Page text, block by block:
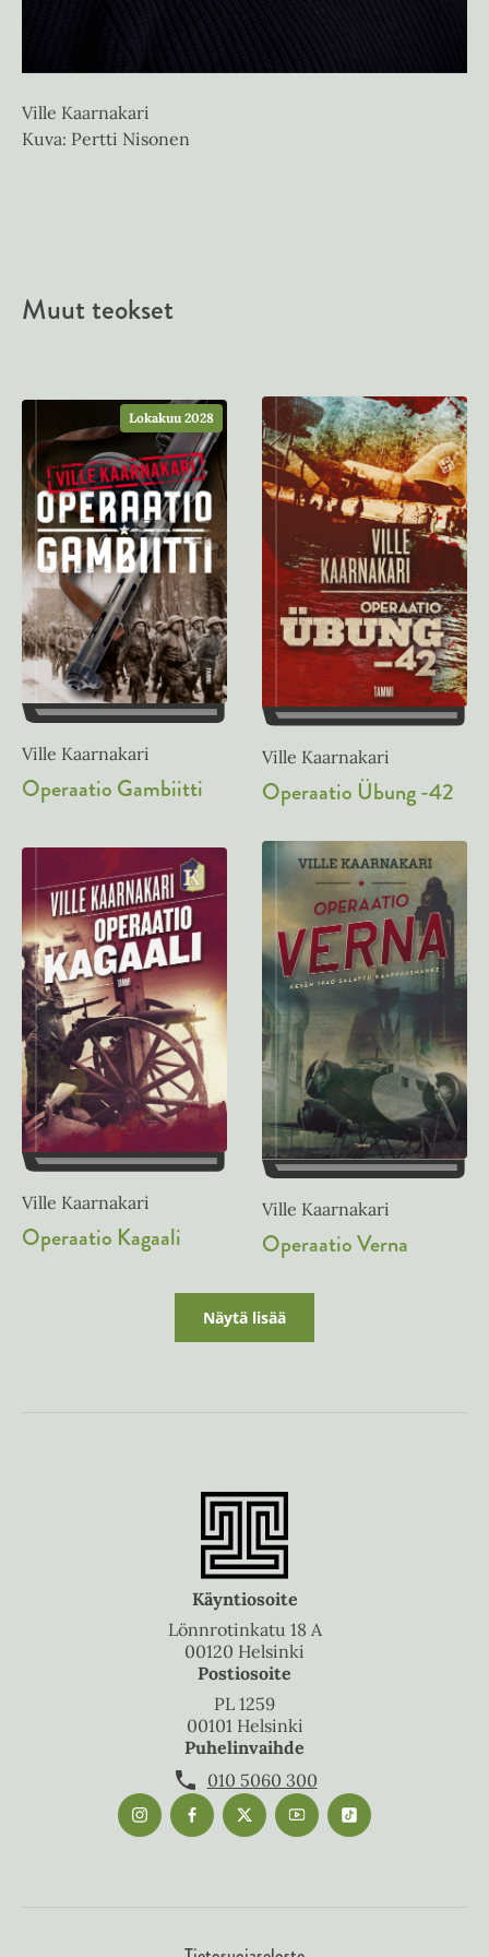
Ville Kaarnakari
Kuva: Pertti Nisonen
Muut teokset
Lokakuu 2028
Ville Kaarnakari
Operaatio Gambiitti
Ville Kaarnakari
Operaatio Übung -42
Ville Kaarnakari
Operaatio Kagaali
Ville Kaarnakari
Operaatio Verna
Näytä lisää
Käyntiosoite
Lönnrotinkatu 18 A
00120 Helsinki
Postiosoite
PL 1259
00101 Helsinki
Puhelinvaihde
010 5060 300